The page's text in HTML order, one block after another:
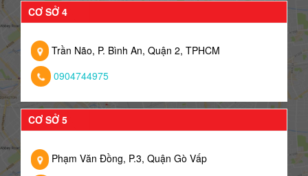
CƠ SỞ 4
Trần Não, P. Bình An, Quận 2, TPHCM
0904744975
CƠ SỞ 5
Phạm Văn Đồng, P.3, Quận Gò Vấp